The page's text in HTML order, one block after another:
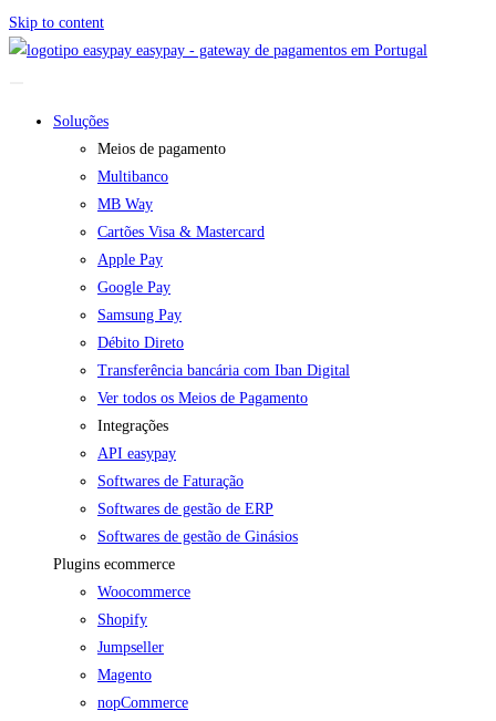
Skip to content
easypay - gateway de pagamentos em Portugal
Soluções
Meios de pagamento
Multibanco
MB Way
Cartões Visa & Mastercard
Apple Pay
Google Pay
Samsung Pay
Débito Direto
Transferência bancária com Iban Digital
Ver todos os Meios de Pagamento
Integrações
API easypay
Softwares de Faturação
Softwares de gestão de ERP
Softwares de gestão de Ginásios
Plugins ecommerce
Woocommerce
Shopify
Jumpseller
Magento
nopCommerce